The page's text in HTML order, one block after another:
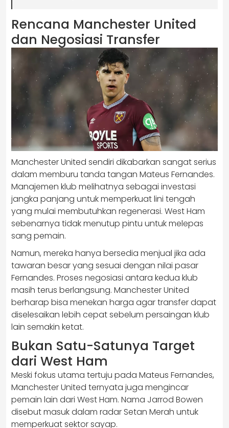
Rencana Manchester United
dan Negosiasi Transfer
Manchester United sendiri dikabarkan sangat serius
dalam memburu tanda tangan Mateus Fernandes.
Manajemen klub melihatnya sebagai investasi
jangka panjang untuk memperkuat lini tengah
yang mulai membutuhkan regenerasi. West Ham
sebenarnya tidak menutup pintu untuk melepas
sang pemain.
Namun, mereka hanya bersedia menjual jika ada
tawaran besar yang sesuai dengan nilai pasar
Fernandes. Proses negosiasi antara kedua klub
masih terus berlangsung. Manchester United
berharap bisa menekan harga agar transfer dapat
diselesaikan lebih cepat sebelum persaingan klub
lain semakin ketat.
Bukan Satu-Satunya Target
dari West Ham
Meski fokus utama tertuju pada Mateus Fernandes,
Manchester United ternyata juga mengincar
pemain lain dari West Ham. Nama Jarrod Bowen
disebut masuk dalam radar Setan Merah untuk
memperkuat sektor sayap.